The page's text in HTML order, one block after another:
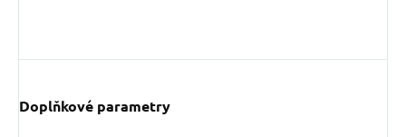
Doplňkové parametry